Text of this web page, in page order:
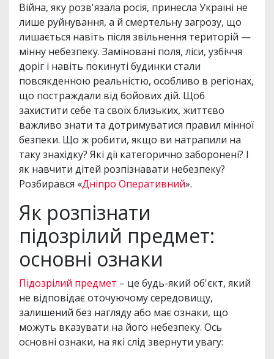
Війна, яку розв'язала росія, принесла Україні не
лише руйнування, а й смертельну загрозу, що
лишається навіть після звільнення територій —
мінну небезпеку. Заміновані поля, ліси, узбіччя
доріг і навіть покинуті будинки стали
повсякденною реальністю, особливо в регіонах,
що постраждали від бойових дій. Щоб
захистити себе та своїх близьких, життєво
важливо знати та дотримуватися правил мінної
безпеки. Що ж робити, якщо ви натрапили на
таку знахідку? Які дії категорично заборонені? І
як навчити дітей розпізнавати небезпеку?
Розбирався «Дніпро Оперативний».
Як розпізнати
підозрілий предмет:
основні ознаки
Підозрілий предмет – це будь-який об'єкт, який
не відповідає оточуючому середовищу,
залишений без нагляду або має ознаки, що
можуть вказувати на його небезпеку. Ось
основні ознаки, на які слід звернути увагу: